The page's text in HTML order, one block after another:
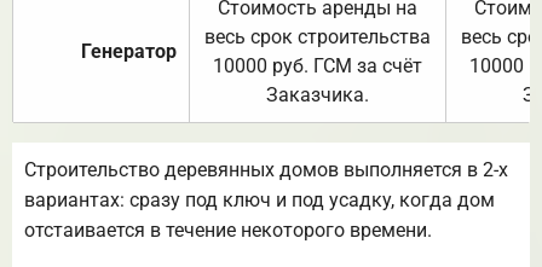
Генератор
Стоимость аренды на
весь срок строительства
10000 руб. ГСМ за счёт
Заказчика.
весь
10000
Строительство деревянных домов выполняется в 2-х
вариантах: сразу под ключ и под усадку, когда дом
отстаивается в течение некоторого времени.